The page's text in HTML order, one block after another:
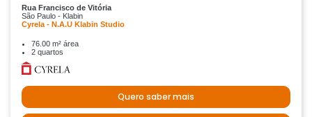
Rua Francisco de Vitória
São Paulo - Klabin
Cyrela - N.A.U Klabin Studio
76.00 m² área
2 quartos
Quero saber mais